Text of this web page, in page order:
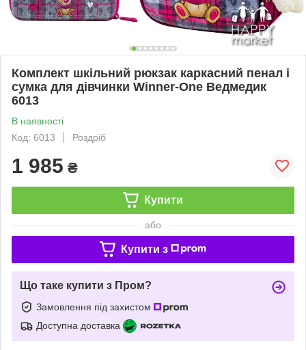
Комплект шкільний рюкзак каркасний пенал і
сумка для дівчинки Winner-One Ведмедик
6013
В наявності
Код: 6013
Роздріб
1 985 ₴
Купити
або
Купити з
Що таке купити з Пром?
Замовлення під захистом
Доступна доставка